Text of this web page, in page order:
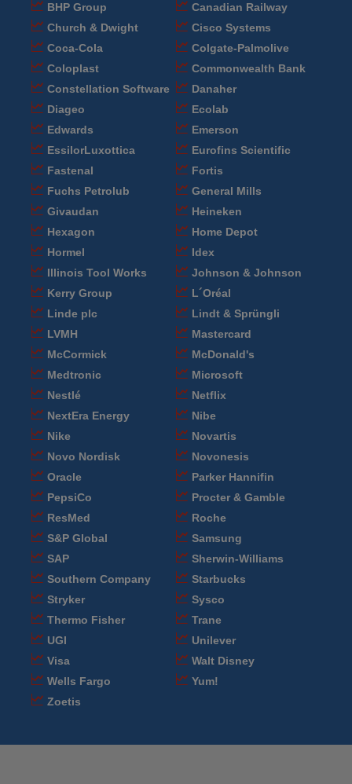
BHP Group
Canadian Railway
Church & Dwight
Cisco Systems
Coca-Cola
Colgate-Palmolive
Coloplast
Commonwealth Bank
Constellation Software
Danaher
Diageo
Ecolab
Edwards
Emerson
EssilorLuxottica
Eurofins Scientific
Fastenal
Fortis
Fuchs Petrolub
General Mills
Givaudan
Heineken
Hexagon
Home Depot
Hormel
Idex
Illinois Tool Works
Johnson & Johnson
Kerry Group
L´Oréal
Linde plc
Lindt & Sprüngli
LVMH
Mastercard
McCormick
McDonald's
Medtronic
Microsoft
Nestlé
Netflix
NextEra Energy
Nibe
Nike
Novartis
Novo Nordisk
Novonesis
Oracle
Parker Hannifin
PepsiCo
Procter & Gamble
ResMed
Roche
S&P Global
Samsung
SAP
Sherwin-Williams
Southern Company
Starbucks
Stryker
Sysco
Thermo Fisher
Trane
UGI
Unilever
Visa
Walt Disney
Wells Fargo
Yum!
Zoetis